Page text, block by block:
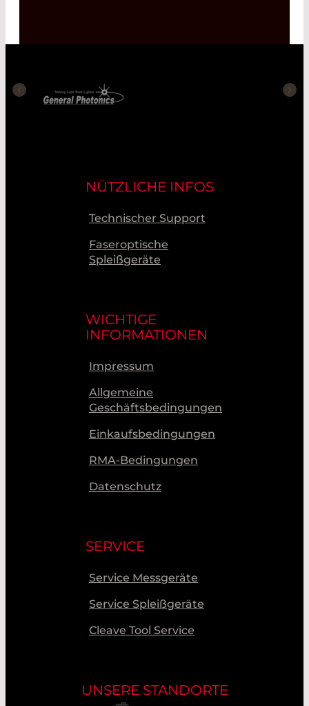
NÜTZLICHE INFOS
Technischer Support
Faseroptische
Spleißgeräte
WICHTIGE
INFORMATIONEN
Impressum
Allgemeine
Geschäftsbedingungen
Einkaufsbedingungen
RMA-Bedingungen
Datenschutz
SERVICE
Service Messgeräte
Service Spleißgeräte
Cleave Tool Service
UNSERE STANDORTE